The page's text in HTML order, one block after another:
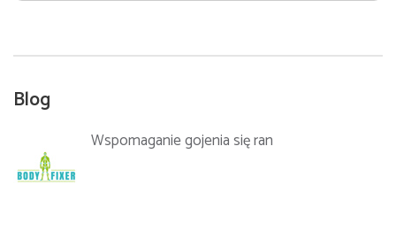
Prowadzący:Sebastian Jeruszka
Prowadzący:Sebastian Jeruszka
Blog
Wspomaganie gojenia się ran